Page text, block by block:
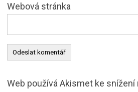
Webová stránka
Web používá Akismet ke